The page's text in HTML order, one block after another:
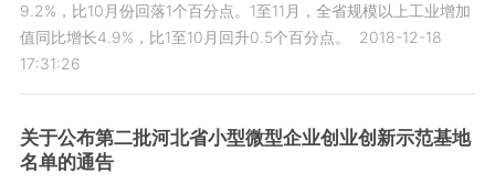
9.2%，比10月份回落1个百分点。1至11月，全省规模以上工业增加
值同比增长4.9%，比1至10月回升0.5个百分点。
2018-12-18
17:31:26
关于公布第二批河北省小型微型企业创业创新示范基地
名单的通告